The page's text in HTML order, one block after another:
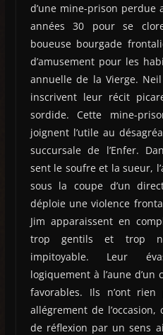
d’une mine-prison perdue
années 30 pour se
boueuse bourgade
d’amusement pour les
annuelle de la Vierge.
inscrivent leur récit
sordide. Cette mine-
joignent l’utile au
succursale de l’Enfer.
sent le soufre et la sueur,
sous la coupe d’un
déploie une violence
Jim apparaissent en
trop gentils et trop
impitoyable. Leur
logiquement à l’aune d’un
favorables. Ils n’ont
allégrement de
de réflexion par un sens